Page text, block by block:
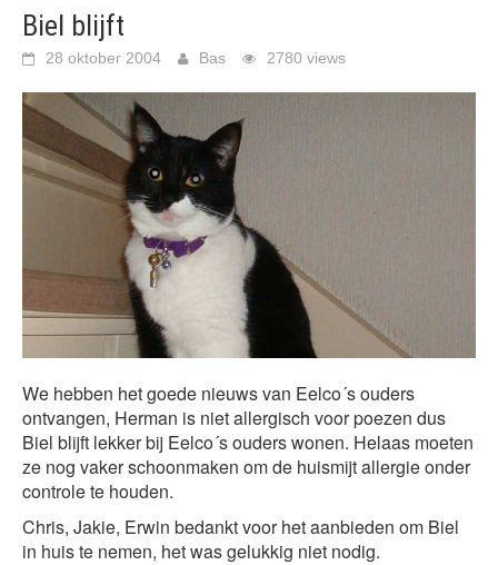
Biel blijft
28 oktober 2004 Bas 2780 views
We hebben het goede nieuws van Eelco´s ouders
ontvangen, Herman is niet allergisch voor poezen dus
Biel blijft lekker bij Eelco´s ouders wonen. Helaas moeten
ze nog vaker schoonmaken om de huismijt allergie onder
controle te houden.
Chris, Jakie, Erwin bedankt voor het aanbieden om Biel
in huis te nemen, het was gelukkig niet nodig.